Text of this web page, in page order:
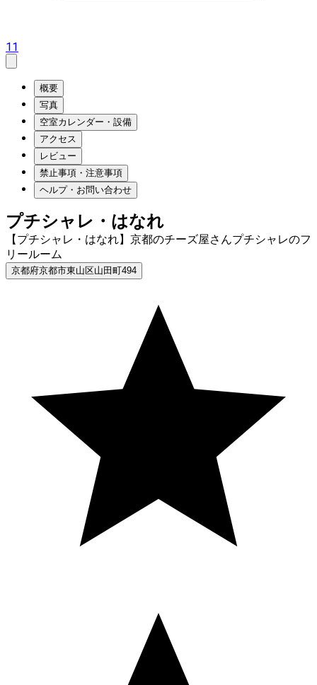
11
概要
写真
空室カレンダー・設備
アクセス
レビュー
禁止事項・注意事項
ヘルプ・お問い合わせ
プチシャレ・はなれ
【プチシャレ・はなれ】京都のチーズ屋さんプチシャレのフ
リールーム
京都府京都市東山区山田町494